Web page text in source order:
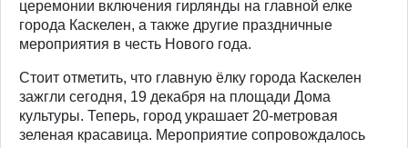
церемонии включения гирлянды на главной елке
города Каскелен, а также другие праздничные
мероприятия в честь Нового года.
Стоит отметить, что главную ёлку города Каскелен
зажгли сегодня, 19 декабря на площади Дома
культуры. Теперь, город украшает 20-метровая
зеленая красавица. Мероприятие сопровождалось